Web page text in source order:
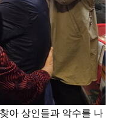
아 상인들과 악수를 나